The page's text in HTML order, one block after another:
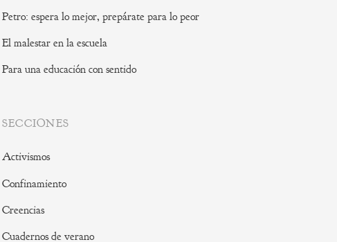
Petro: espera lo mejor, prepárate para lo peor
El malestar en la escuela
Para una educación con sentido
SECCIONES
Activismos
Confinamiento
Creencias
Cuadernos de verano